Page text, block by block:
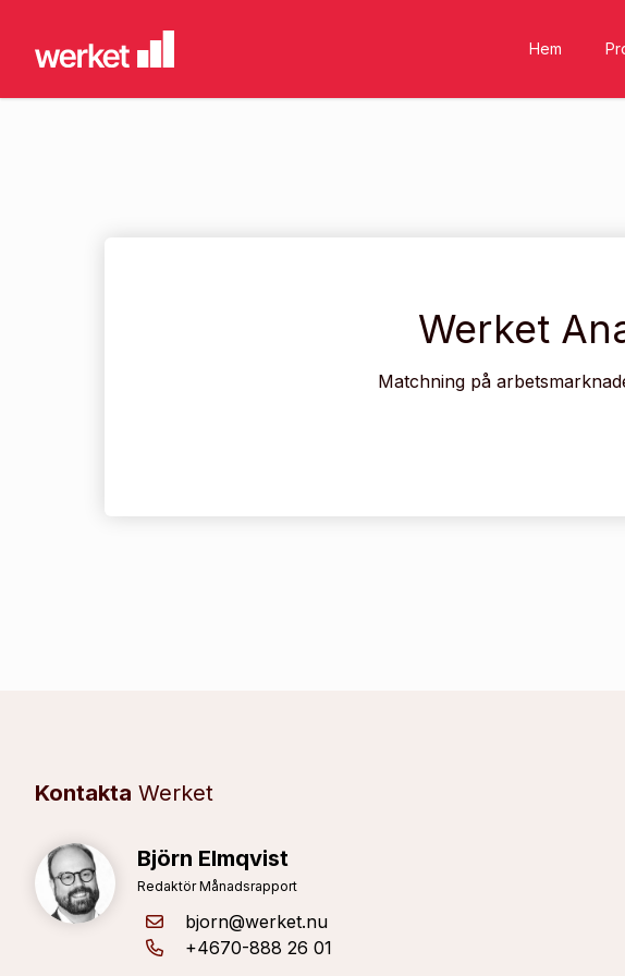
Hem
Werket
Matchning på
Kontakta Werket
Björn Elmqvist
Redaktör Månadsrapport
bjorn@werket.nu
+4670-888 26 01